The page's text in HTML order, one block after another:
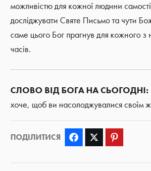
можливістю для кожної людини
досліджувати Святе Письмо та чути
саме цього Бог прагнув для кожного з
часів.
СЛОВО ВІД БОГА НА СЬОГОДНІ:
хоче, щоб ви насолоджувалися своїм
ПОДІЛИТИСЯ Facebook Twitter